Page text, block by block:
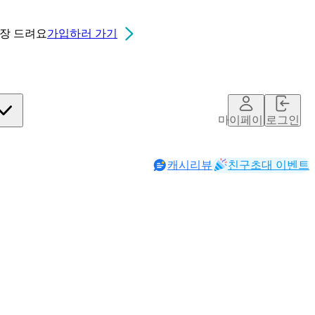
드려요가입하러 가기
마이페이지로그인
캐시리뷰 친구초대 이벤트